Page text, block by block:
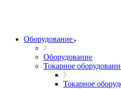
Оборудование
Оборудование
Токарное
Токарное